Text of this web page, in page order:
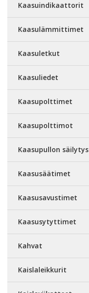
Kaasuindikaattorit
Kaasulämmittimet
Kaasuletkut
Kaasuliedet
Kaasupolttimet
Kaasupolttimot
Kaasupullon säilytys
Kaasusäätimet
Kaasusavustimet
Kaasusytyttimet
Kahvat
Kaislaleikkurit